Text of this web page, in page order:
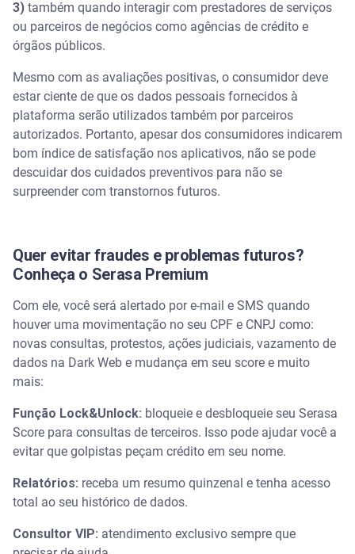
3) também quando interagir com prestadores de serviços
ou parceiros de negócios como agências de crédito e
órgãos públicos.
Mesmo com as avaliações positivas, o consumidor deve
estar ciente de que os dados pessoais fornecidos à
plataforma serão utilizados também por parceiros
autorizados. Portanto, apesar dos consumidores indicarem
bom índice de satisfação nos aplicativos, não se pode
descuidar dos cuidados preventivos para não se
surpreender com transtornos futuros.
Quer evitar fraudes e problemas futuros?
Conheça o Serasa Premium
Com ele, você será alertado por e-mail e SMS quando
houver uma movimentação no seu CPF e CNPJ como:
novas consultas, protestos, ações judiciais, vazamento de
dados na Dark Web e mudança em seu score e muito
mais:
Função Lock&Unlock: bloqueie e desbloqueie seu Serasa
Score para consultas de terceiros. Isso pode ajudar você a
evitar que golpistas peçam crédito em seu nome.
Relatórios: receba um resumo quinzenal e tenha acesso
total ao seu histórico de dados.
Consultor VIP: atendimento exclusivo sempre que